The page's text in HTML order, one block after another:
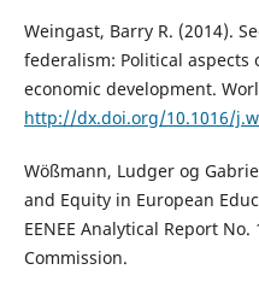
Weingast, Barry R. (2014).
federalism: Political aspects
economic development.
http://dx.doi.org/10.1016/
Wößmann, Ludger og
and Equity in European
EENEE Analytical Report
Commission.